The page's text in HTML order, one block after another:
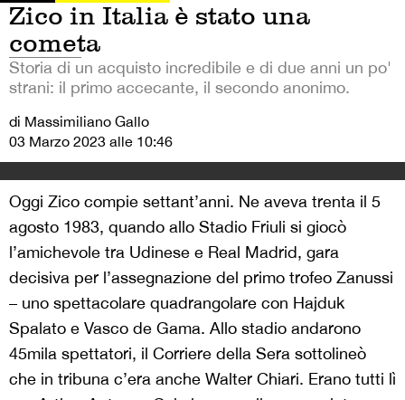
Zico in Italia è stato una
cometa
Storia di un acquisto incredibile e di due anni un po'
strani: il primo accecante, il secondo anonimo.
di Massimiliano Gallo
03 Marzo 2023 alle 10:46
Oggi Zico compie settant’anni. Ne aveva trenta il 5
agosto 1983, quando allo Stadio Friuli si giocò
l’amichevole tra Udinese e Real Madrid, gara
decisiva per l’assegnazione del primo trofeo Zanussi
– uno spettacolare quadrangolare con Hajduk
Spalato e Vasco de Gama. Allo stadio andarono
45mila spettatori, il Corriere della Sera sottolineò
che in tribuna c’era anche Walter Chiari. Erano tutti lì